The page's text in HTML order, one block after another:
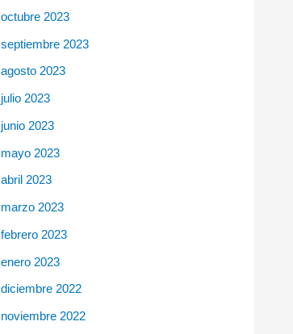
octubre 2023
septiembre 2023
agosto 2023
julio 2023
junio 2023
mayo 2023
abril 2023
marzo 2023
febrero 2023
enero 2023
diciembre 2022
noviembre 2022